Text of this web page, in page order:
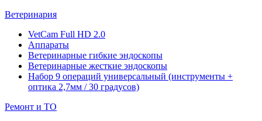
Ветеринария
VetCam Full HD 2.0
Аппараты
Ветеринарные гибкие эндоскопы
Ветеринарные жесткие эндоскопы
Набор 9 операций универсальный (инструменты +
оптика 2,7мм / 30 градусов)
Ремонт и ТО